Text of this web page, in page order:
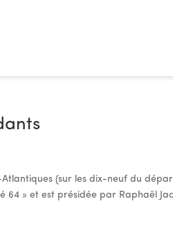
Atlantiques (sur les dix-neuf du
64 » et est présidée par Raphaël